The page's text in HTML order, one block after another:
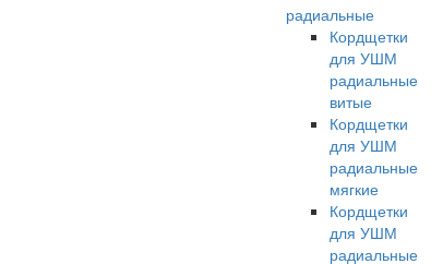
радиальные
Кордщетки
для УШМ
радиальные
витые
Кордщетки
для УШМ
радиальные
мягкие
Кордщетки
для УШМ
радиальные